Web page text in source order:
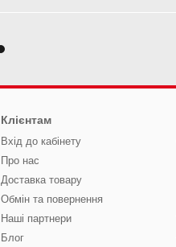
Клієнтам
Вхід до кабінету
Про нас
Доставка товару
Обмін та повернення
Наші партнери
Блог